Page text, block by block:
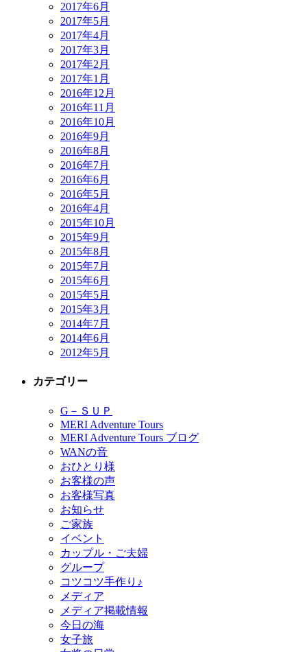
2017年6月
2017年5月
2017年4月
2017年3月
2017年2月
2017年1月
2016年12月
2016年11月
2016年10月
2016年9月
2016年8月
2016年7月
2016年6月
2016年5月
2016年4月
2015年10月
2015年9月
2015年8月
2015年7月
2015年6月
2015年5月
2015年3月
2014年7月
2014年6月
2012年5月
カテゴリー
G－ＳＵＰ
MERI Adventure Tours
MERI Adventure Tours ブログ
WANの音
おひとり様
お客様の声
お客様写真
お知らせ
ご家族
イベント
カップル・ご夫婦
グループ
コツコツ手作り♪
メディア
メディア掲載情報
今日の海
女子旅